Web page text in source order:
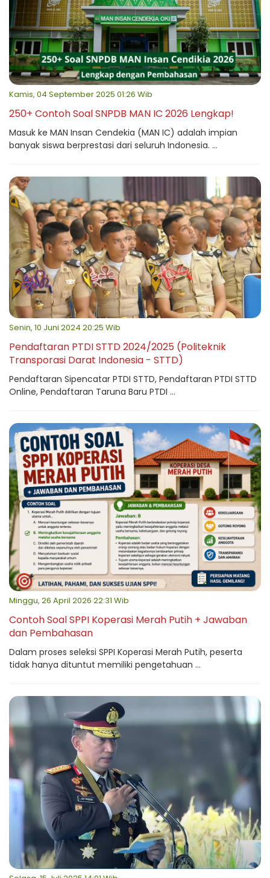
Kamis, 04 September 2025 01:26 Wib
250+ Contoh Soal SNPDB MAN IC 2026 Lengkap!
Masuk ke MAN Insan Cendekia (MAN IC) adalah impian
banyak siswa berprestasi dari seluruh Indonesia. ...
Senin, 10 Juni 2024 20:25 Wib
Pendaftaran PTDI STTD 2024/2025 (Politeknik
Transporasi Darat Indonesia - STTD)
Pendaftaran Sipencatar PTDI STTD, Pendaftaran PTDI STTD
Online, Pendaftaran Taruna Baru PTDI ...
Minggu, 26 April 2026 22:31 Wib
Contoh Soal SPPI Koperasi Merah Putih + Jawaban
dan Pembahasan
Dalam proses seleksi SPPI Koperasi Merah Putih, peserta
tidak hanya dituntut memiliki pengetahuan ...